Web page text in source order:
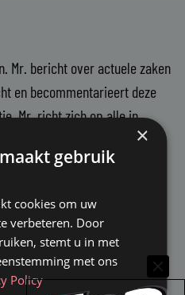
Mr. bericht over actuele zaken
en becommentarieert deze
Mr. richt zich op alle in
rechtenstudenten.
×
gebruik
cookies om uw
verbeteren. Door
stemt u in met
met ons
Policy